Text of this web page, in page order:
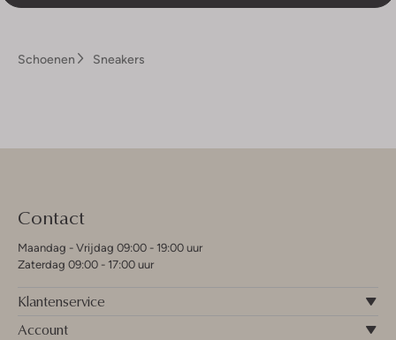
Schoenen Sneakers
Contact
Maandag - Vrijdag 09:00 - 19:00 uur
Zaterdag 09:00 - 17:00 uur
Klantenservice
Account